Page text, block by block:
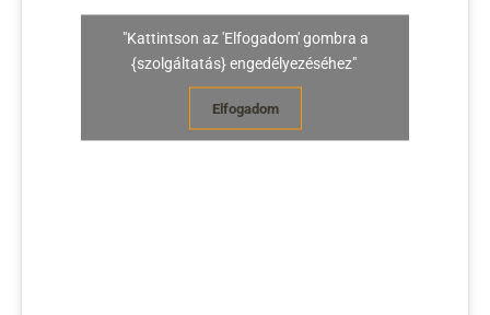
"Kattintson az 'Elfogadom' gombra a
{szolgáltatás} engedélyezéséhez"
Elfogadom